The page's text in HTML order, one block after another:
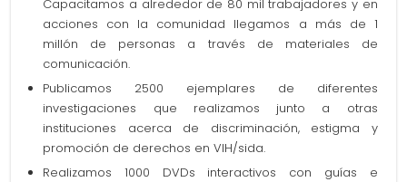
Capacitamos a alrededor de 80 mil trabajadores y en
acciones con la comunidad llegamos a más de 1
millón de personas a través de materiales de
comunicación.
Publicamos 2500 ejemplares de diferentes
investigaciones que realizamos junto a otras
instituciones acerca de discriminación, estigma y
promoción de derechos en VIH/sida.
Realizamos 1000 DVDs interactivos con guías e